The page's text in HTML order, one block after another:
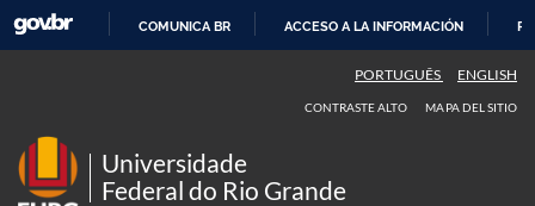
CONTENIDO
COMUNICA BR ACCESO A LA INFORMACIÓN
PORTUGUÊS ENGLISH
CONTRASTE ALTO MAPA DEL SITIO
Universidade
Federal do Rio Grande